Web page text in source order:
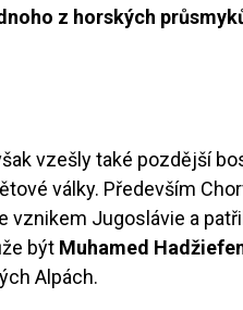
z horských
vzešly také pozdější
války. Především
vznikem Jugoslávie a
být Muhamed
Alpách.